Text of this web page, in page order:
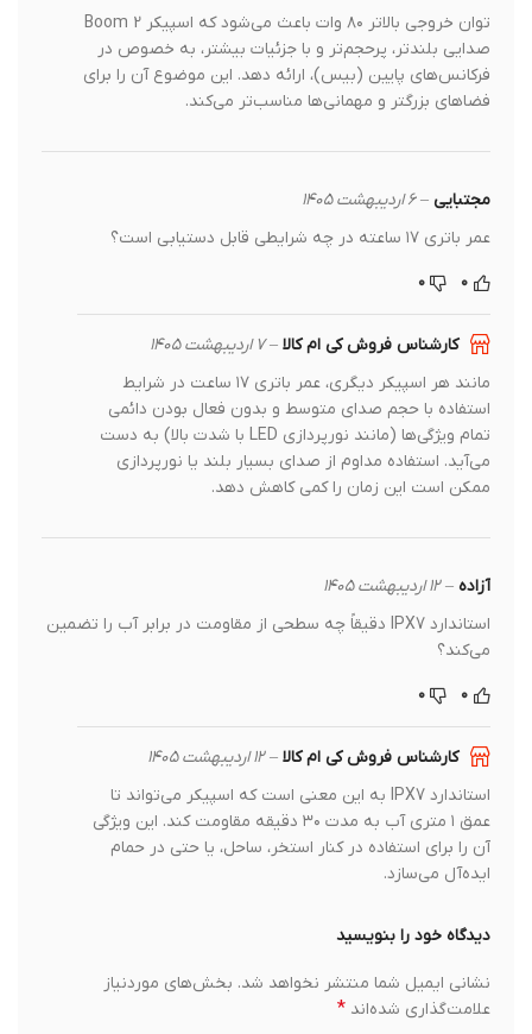
توان خروجی بالاتر ۸۰ وات باعث می‌شود که اسپیکر Boom 2
صدایی بلندتر، پرحجم‌تر و با جزئیات بیشتر، به خصوص در
فرکانس‌های پایین (بیس)، ارائه دهد. این موضوع آن را برای
فضاهای بزرگتر و مهمانی‌ها مناسب‌تر می‌کند.
مجتبایی– ۶ اردیبهشت ۱۴۰۵
عمر باتری ۱۷ ساعته در چه شرایطی قابل دستیابی است؟
کارشناس فروش کی ام کالا– ۷ اردیبهشت ۱۴۰۵
مانند هر اسپیکر دیگری، عمر باتری ۱۷ ساعت در شرایط
استفاده با حجم صدای متوسط و بدون فعال بودن دائمی
تمام ویژگی‌ها (مانند نورپردازی LED با شدت بالا) به دست
می‌آید. استفاده مداوم از صدای بسیار بلند یا نورپردازی
ممکن است این زمان را کمی کاهش دهد.
آزاده– ۱۲ اردیبهشت ۱۴۰۵
استاندارد IPX7 دقیقاً چه سطحی از مقاومت در برابر آب را تضمین
می‌کند؟
کارشناس فروش کی ام کالا– ۱۲ اردیبهشت ۱۴۰۵
استاندارد IPX7 به این معنی است که اسپیکر می‌تواند تا
عمق ۱ متری آب به مدت ۳۰ دقیقه مقاومت کند. این ویژگی
آن را برای استفاده در کنار استخر، ساحل، یا حتی در حمام
ایده‌آل می‌سازد.
دیدگاه خود را بنویسید
نشانی ایمیل شما منتشر نخواهد شد. بخش‌های موردنیاز
علامت‌گذاری شده‌اند*